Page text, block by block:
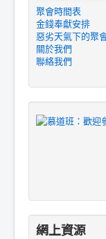
聚會時間表
金錢奉獻安排
惡劣天氣下的聚
關於我們
聯絡我們
網上資源